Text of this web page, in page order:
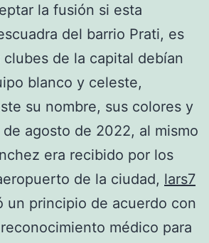
la fusión si esta
del barrio Prati, es
de la capital debían
blanco y celeste,
su nombre, sus colores y
agosto de 2022, al mismo
era recibido por los
de la ciudad, lars7
un principio de acuerdo con
médico para